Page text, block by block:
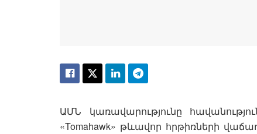
ԱՄՆ կառավարությունը
«Tomahawk» թևավոր հրթիռների